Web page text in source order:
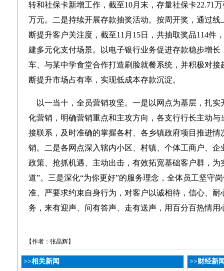
转和社保卡新增工作，截至10月末，存量社保卡22.71
万元。二是持续开展存款抽奖活动。按周开奖，通过
断提升客户关注度，截至11月15日，共抽取奖品114件
建多元化支付场景。以电子银行业务促进存款稳步增
车、与某中学食堂合作打造刷脸就餐系统，并积极对
断提升市场占有率，实现低成本存款沉淀。
以一当十，全员营销攻坚。一是以网点为基层，扎实
化营销，明确营销重点和主攻方向，各支行行长主动
接联系，及时准确的掌握各村、各乡镇政府项目推进
销。二是各网点深入辖内小区、村镇、个体工商户、
政策、抢抓机遇、主动出击，有效拓宽基础客户群，
道”。三是深化“为你更好”的服务理念，全体员工坚守
准、严要求约束自身行为，对客户以诚相待，信心、
务，来有迎声、问有答声、走有送声，用百分百热情用
【作者：张晶辉】
>>相关新闻 >>财经新